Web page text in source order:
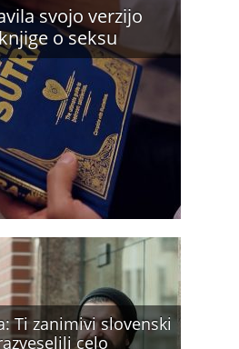
svojo verzijo
o seksu
Ti zanimivi slovenski
celo